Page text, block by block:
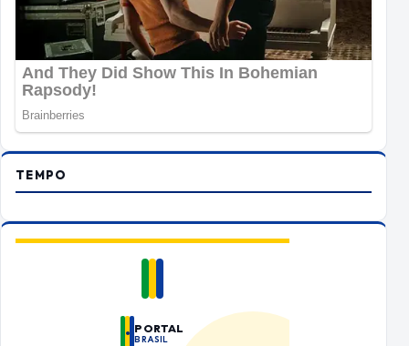
TEMPO
PORTAL
BRASIL